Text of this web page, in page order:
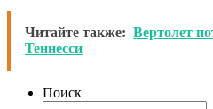
Читайте также: Вертолет
Теннесси
Поиск